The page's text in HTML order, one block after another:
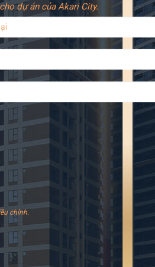
dự án của Akari City.
chỉnh.